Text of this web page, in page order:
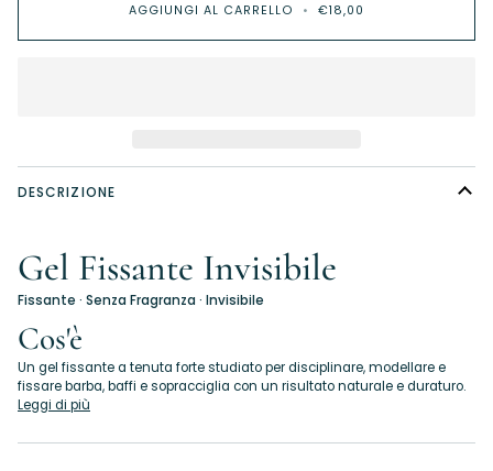
AGGIUNGI AL CARRELLO • €18,00
DESCRIZIONE
Gel Fissante Invisibile
Fissante · Senza Fragranza · Invisibile
Cos'è
Un gel fissante a tenuta forte studiato per disciplinare, modellare e
fissare barba, baffi e sopracciglia con un risultato naturale e duraturo.
Leggi di più